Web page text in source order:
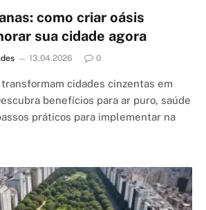
como criar oásis
sua cidade agora
13.04.2026 0
cidades cinzentas em
benefícios para ar puro, saúde
práticos para implementar na